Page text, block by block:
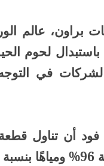
براون، عالم
في التوجه
أن تناول قطعة